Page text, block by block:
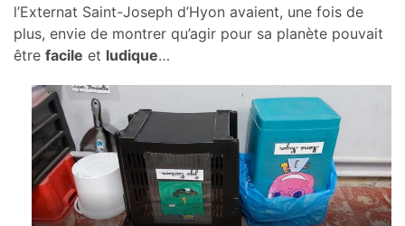
l’Externat Saint-Joseph d’Hyon avaient, une fois de
plus, envie de montrer qu’agir pour sa planète pouvait
être facile et ludique…